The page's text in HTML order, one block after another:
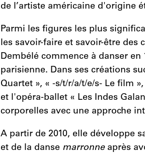
de l’artiste américaine d'origine
Parmi les figures les plus
les savoir-faire et savoir-être des
Dembélé commence à danser
parisienne. Dans ses créations
Quartet », « -s/t/r/a/t/e/s- Le film
et l'opéra-ballet « Les Indes
corporelles avec une approche
A partir de 2010, elle développe
et de la danse marronneaprès